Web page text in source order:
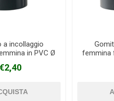
a incollaggio
in PVC Ø
€2,40
femmina